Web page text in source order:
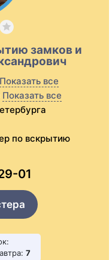
замков и
Показать все
Показать все
по вскрытию
01
7